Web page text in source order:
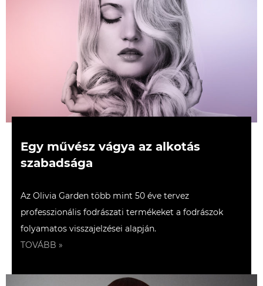
Egy művész vágya az alkotás
szabadsága
Az Olivia Garden több mint 50 éve tervez
professzionális fodrászati termékeket a fodrászok
folyamatos visszajelzései alapján.
TOVÁBB »